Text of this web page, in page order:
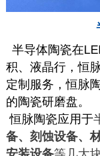
半导体陶瓷在
积、液晶行，恒
定制服务，恒脉
的陶瓷研磨盘。
恒脉陶瓷应用于
备、刻蚀设备、